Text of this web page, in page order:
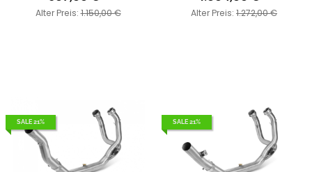
2014 > 2019 - K.043.L7
Alter Preis:1.150,00 €
EDITION BJ. 2014 > 2020 -
Alter Preis: 1.272,00 €
SALE 21% SALE 21%